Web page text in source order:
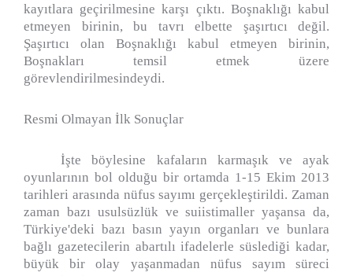
kayıtlara geçirilmesine karşı çıktı. Boşnaklığı kabul
etmeyen birinin, bu tavrı elbette şaşırtıcı değil.
Şaşırtıcı olan Boşnaklığı kabul etmeyen birinin,
Boşnakları temsil etmek üzere
görevlendirilmesindeydi.
Resmi Olmayan İlk Sonuçlar
İşte böylesine kafaların karmaşık ve ayak
oyunlarının bol olduğu bir ortamda 1-15 Ekim 2013
tarihleri arasında nüfus sayımı gerçekleştirildi. Zaman
zaman bazı usulsüzlük ve suiistimaller yaşansa da,
Türkiye'deki bazı basın yayın organları ve bunlara
bağlı gazetecilerin abartılı ifadelerle süslediği kadar,
büyük bir olay yaşanmadan nüfus sayım süreci